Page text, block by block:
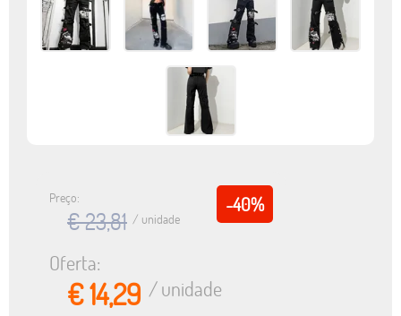
-40%
Preço:
€ 23,81 / unidade
Oferta:
€ 14,29 / unidade